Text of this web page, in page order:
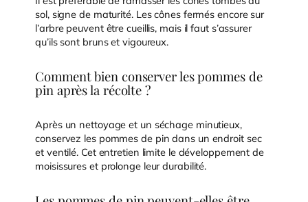
sol, signe de maturité. Les cônes fermés encore sur
l’arbre peuvent être cueillis, mais il faut s’assurer
qu’ils sont bruns et vigoureux.
Comment bien conserver les pommes de
pin après la récolte ?
Après un nettoyage et un séchage minutieux,
conservez les pommes de pin dans un endroit sec
et ventilé. Cet entretien limite le développement de
moisissures et prolonge leur durabilité.